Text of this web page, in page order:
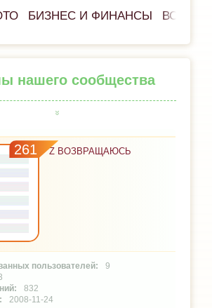
БИЗНЕС И ФИНАНСЫ ВСЁ
нашего сообщества
261 Z ВОЗВРАЩАЮСЬ
9
832
2008-11-24